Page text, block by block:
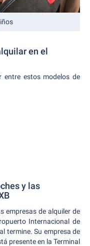
en el
entre estos modelos de
y las
empresas de alquiler de
Internacional de
termine. Su empresa de
presente en la Terminal